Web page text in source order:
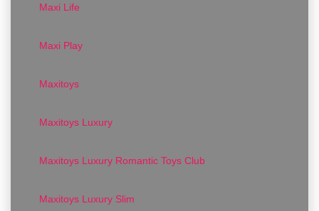
Maxi Life
Maxi Play
Maxitoys
Maxitoys Luxury
Maxitoys Luxury Romantic Toys Club
Maxitoys Luxury Slim